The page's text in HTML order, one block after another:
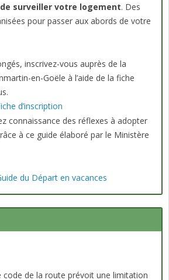
surveiller votre logement. Des
pour passer aux abords de votre
inscrivez-vous auprès de la
en-Goële à l’aide de la fiche
d’inscription
connaissance des réflexes à adopter
à ce guide élaboré par le Ministère
du Départ en vacances
code de la route prévoit une limitation